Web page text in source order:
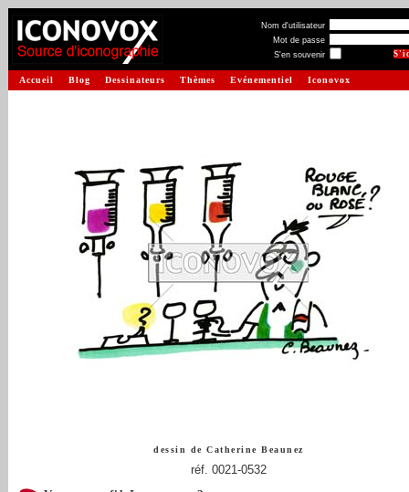
Nom d'utilisateur
Mot de passe
S'en souvenir
Accueil Blog Dessinateurs Thèmes Evénementiel Iconovox
dessin deCatherine Beaunez
réf. 0021-0532